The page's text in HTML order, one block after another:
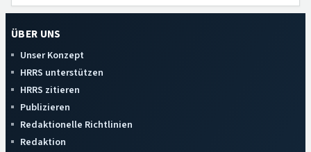
ÜBER UNS
Unser Konzept
HRRS unterstützen
HRRS zitieren
Publizieren
Redaktionelle Richtlinien
Redaktion